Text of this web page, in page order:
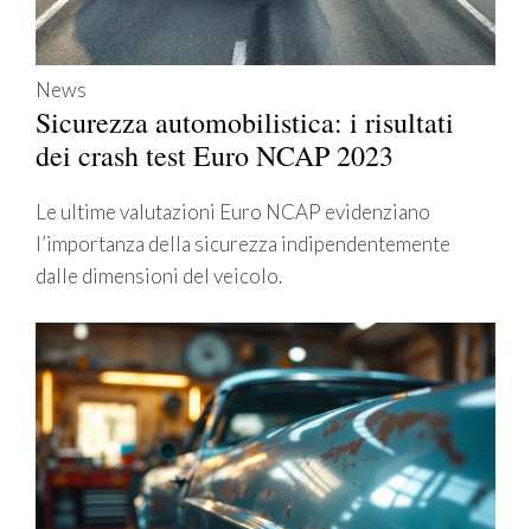
News
Sicurezza automobilistica: i risultati
dei crash test Euro NCAP 2023
Le ultime valutazioni Euro NCAP evidenziano
l’importanza della sicurezza indipendentemente
dalle dimensioni del veicolo.